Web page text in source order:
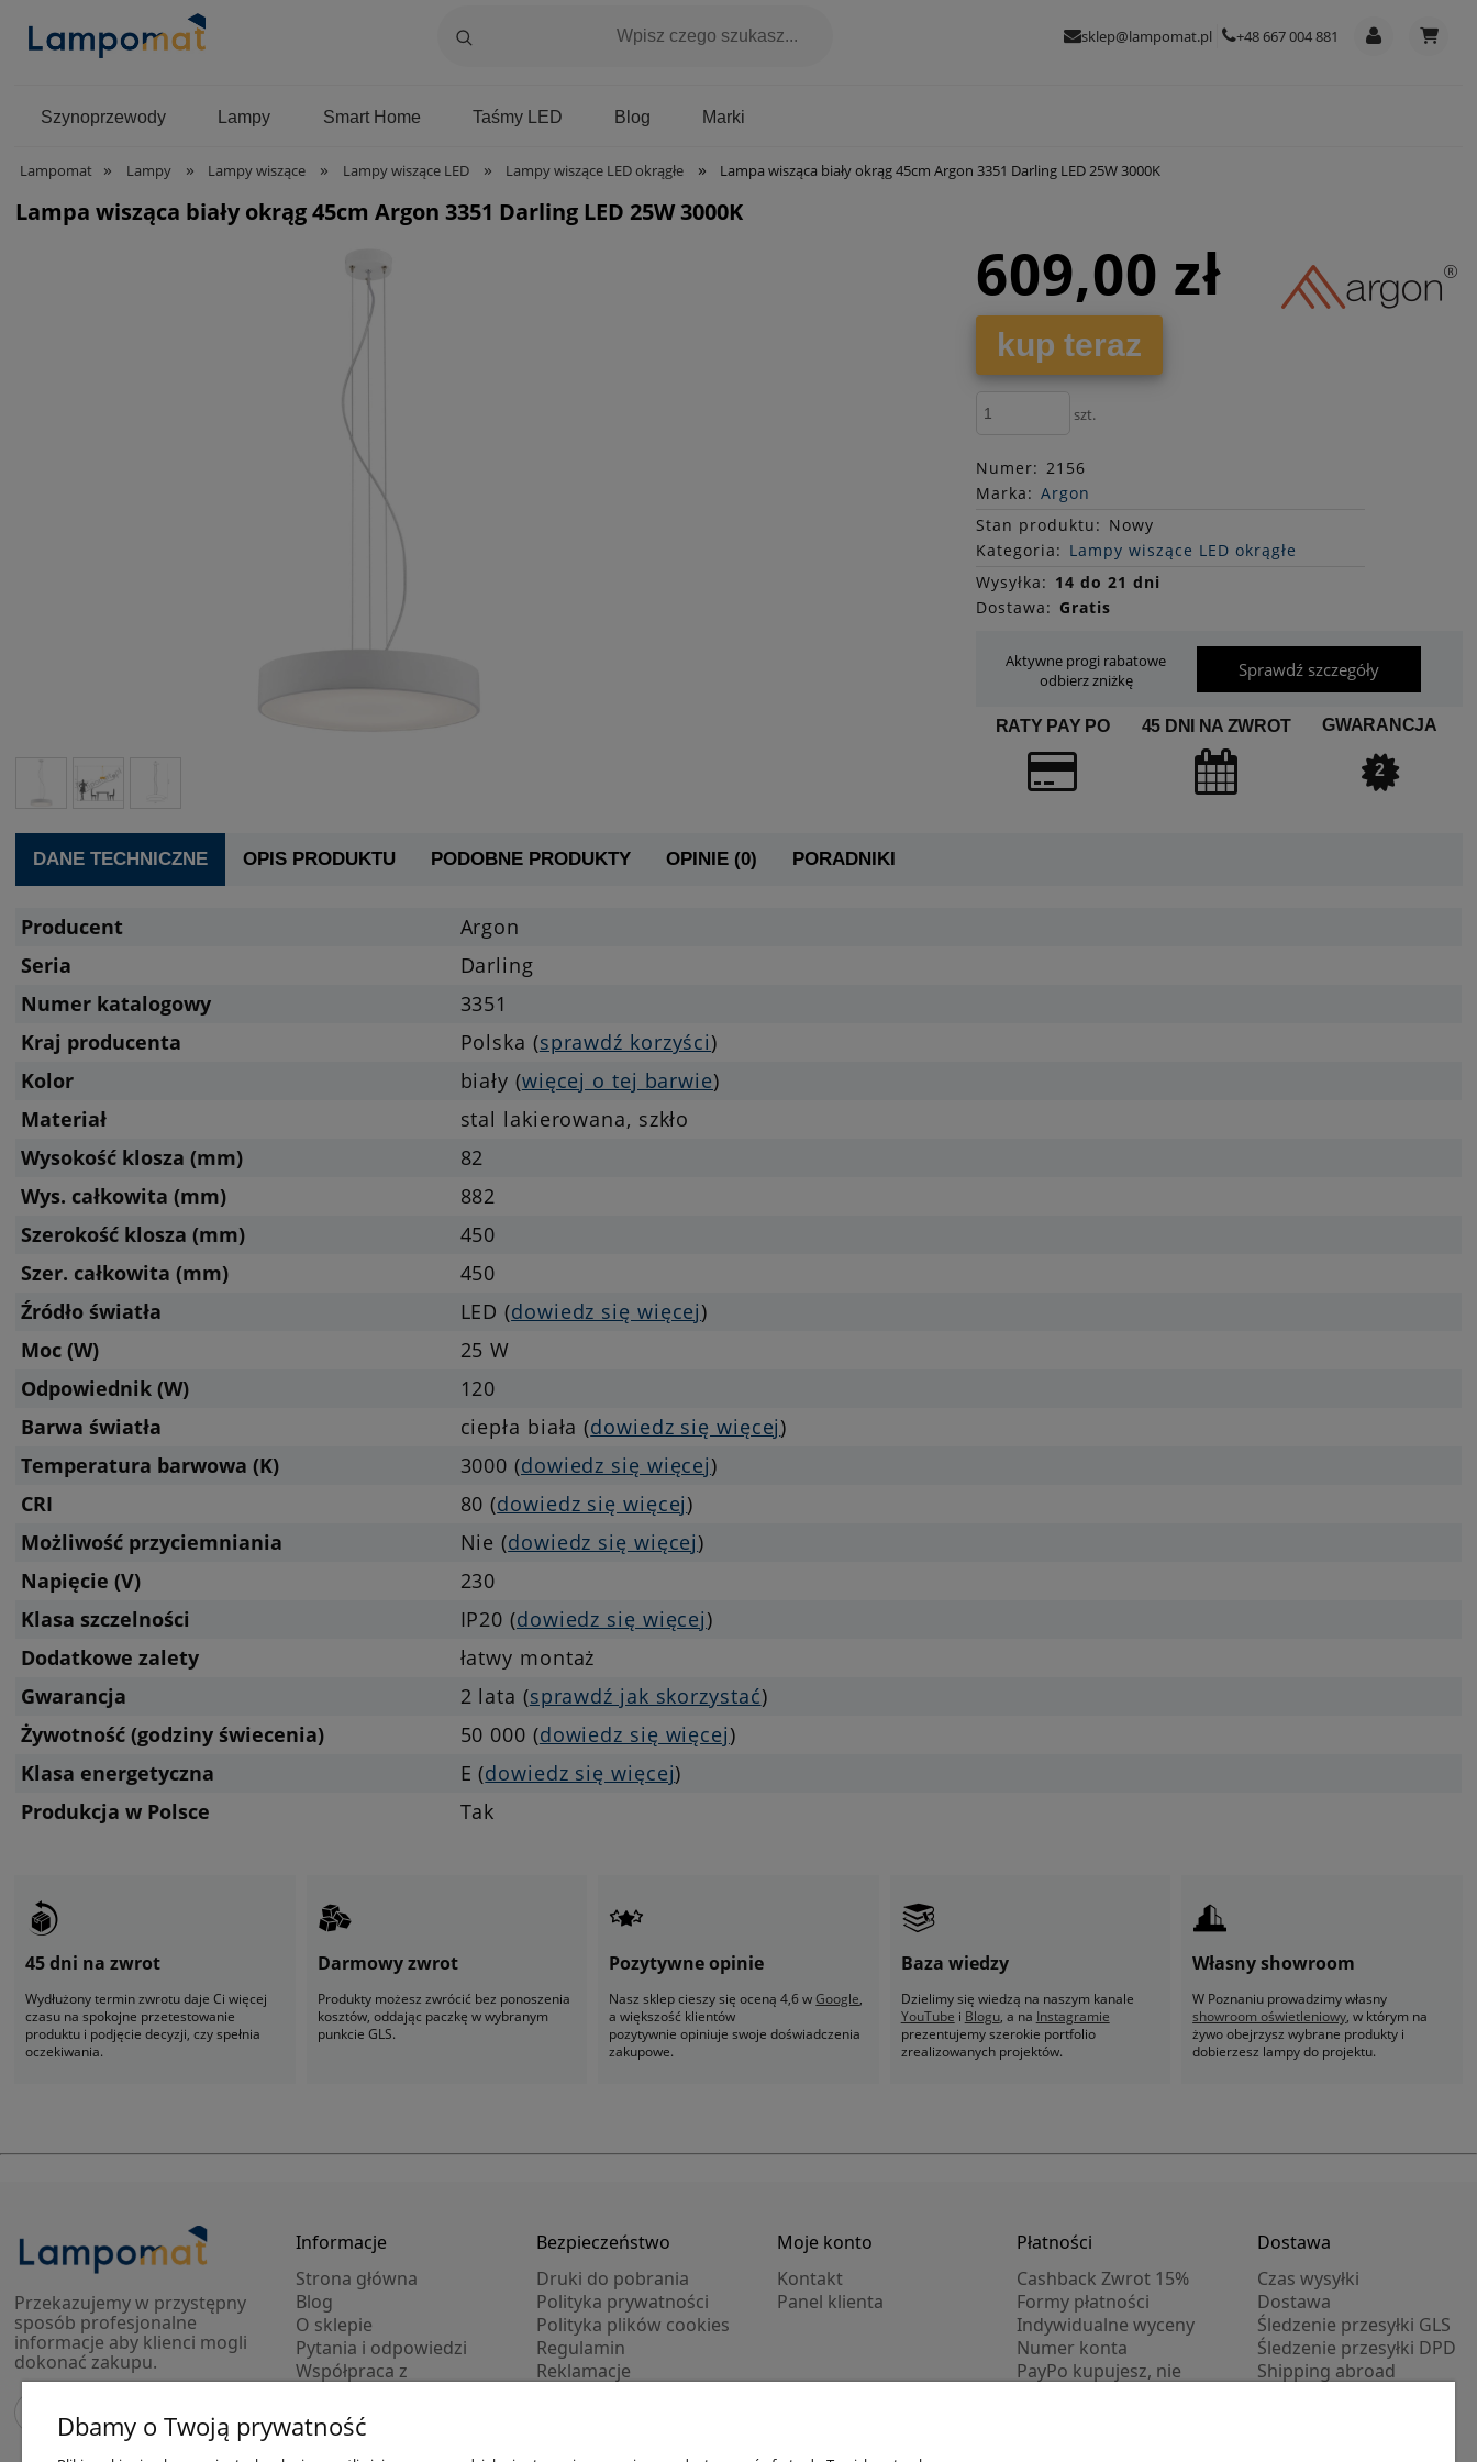
sklep@lampomat.pl +48 667 004 881
Szynoprzewody Lampy Smart Home Blog
Taśmy LED Marki
Lampomat » Lampy » Lampy wiszące » Lampy wiszące LED » Lampy wiszące LED okrągłe » Lampa wisząca biały okrąg 45cm Argon 3351 Darling LED 25W 3000K
Lampa wisząca biały okrąg 45cm Argon 3351 Darling LED 25W 3000K
609,00 zł
kup teraz
szt.
Numer: 2156
Marka: Argon
Stan produktu: Nowy
Kategoria: Lampy wiszące LED okrągłe
Wysyłka: 14 do 21 dni
Dostawa: Gratis
Aktywne progi rabatowe
odbierz zniżkę
Sprawdź szczegóły
RATY PAY PO 45 DNI NA ZWROT GWARANCJA
2
DANE TECHNICZNE OPIS PRODUKTU PODOBNE PRODUKTY OPINIE (0) PORADNIKI
Producent
Argon
Seria
Darling
Numer katalogowy
3351
Kraj producenta
Polska (sprawdź korzyści)
Kolor
biały (więcej o tej barwie)
Materiał
stal lakierowana, szkło
Wysokość klosza (mm)
82
Wys. całkowita (mm)
882
Szerokość klosza (mm)
450
Szer. całkowita (mm)
450
Źródło światła
LED (dowiedz się więcej)
Moc (W)
25 W
Odpowiednik (W)
120
Barwa światła
ciepła biała (dowiedz się więcej)
Temperatura barwowa (K)
3000 (dowiedz się więcej)
CRI
80 (dowiedz się więcej)
Możliwość przyciemniania
Nie (dowiedz się więcej)
Napięcie (V)
230
Klasa szczelności
IP20 (dowiedz się więcej)
Dodatkowe zalety
łatwy montaż
Gwarancja
2 lata (sprawdź jak skorzystać)
Żywotność (godziny świecenia)
50 000 (dowiedz się więcej)
Klasa energetyczna
E (dowiedz się więcej)
Produkcja w Polsce
Tak
45 dni na zwrot
Wydłużony termin zwrotu daje Ci więcej
czasu na spokojne przetestowanie
produktu i podjęcie decyzji, czy spełnia
oczekiwania.
Darmowy zwrot
Produkty możesz zwrócić bez ponoszenia
kosztów, oddając paczkę w wybranym
punkcie GLS.
Pozytywne opinie
Nasz sklep cieszy się oceną 4,6 wGoogle,
a większość klientów
pozytywnie opiniuje swoje doświadczenia
zakupowe.
Baza wiedzy
Dzielimy się wiedzą na naszym kanale
YouTube i Blogu, a na Instagramie
prezentujemy szerokie portfolio
zrealizowanych projektów.
Własny showroom
W Poznaniu prowadzimy własny
showroom oświetleniowy, w którym na
żywo obejrzysz wybrane produkty i
dobierzesz lampy do projektu.
Przekazujemy w przystępny
sposób profesjonalne
informacje aby klienci mogli
dokonać zakupu.
Informacje
Strona główna
Blog
O sklepie
Pytania i odpowiedzi
Współpraca z
Modele 3D lamp
Outlet
Bezpieczeństwo
Druki do pobrania
Polityka prywatności
Polityka plików cookies
Regulamin
Reklamacje
Moje konto
Kontakt
Panel klienta
Płatności
Cashback Zwrot 15%
Formy płatności
Indywidualne wyceny
Numer konta
PayPo kupujesz, nie
Dostawa
Czas wysyłki
Dostawa
Śledzenie przesyłki GLS
Śledzenie przesyłki DPD
Shipping abroad
Dbamy o Twoją prywatność